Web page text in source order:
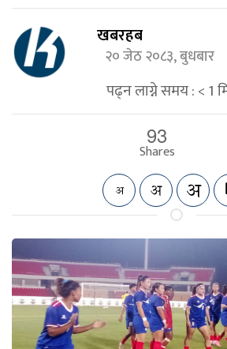
खबरहब
२० जेठ २०८३, बुधबार
पढ्न लाग्ने समय :< 1
93
Shares